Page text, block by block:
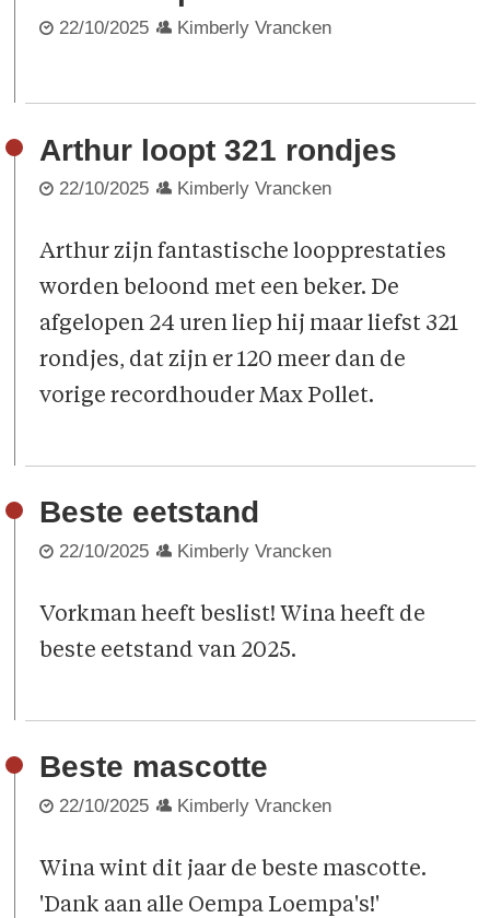
22/10/2025 Kimberly Vrancken
Arthur loopt 321 rondjes
22/10/2025 Kimberly Vrancken
Arthur zijn fantastische loopprestaties
worden beloond met een beker. De
afgelopen 24 uren liep hij maar liefst 321
rondjes, dat zijn er 120 meer dan de
vorige recordhouder Max Pollet.
Beste eetstand
22/10/2025 Kimberly Vrancken
Vorkman heeft beslist! Wina heeft de
beste eetstand van 2025.
Beste mascotte
22/10/2025 Kimberly Vrancken
Wina wint dit jaar de beste mascotte.
'Dank aan alle Oempa Loempa's!'